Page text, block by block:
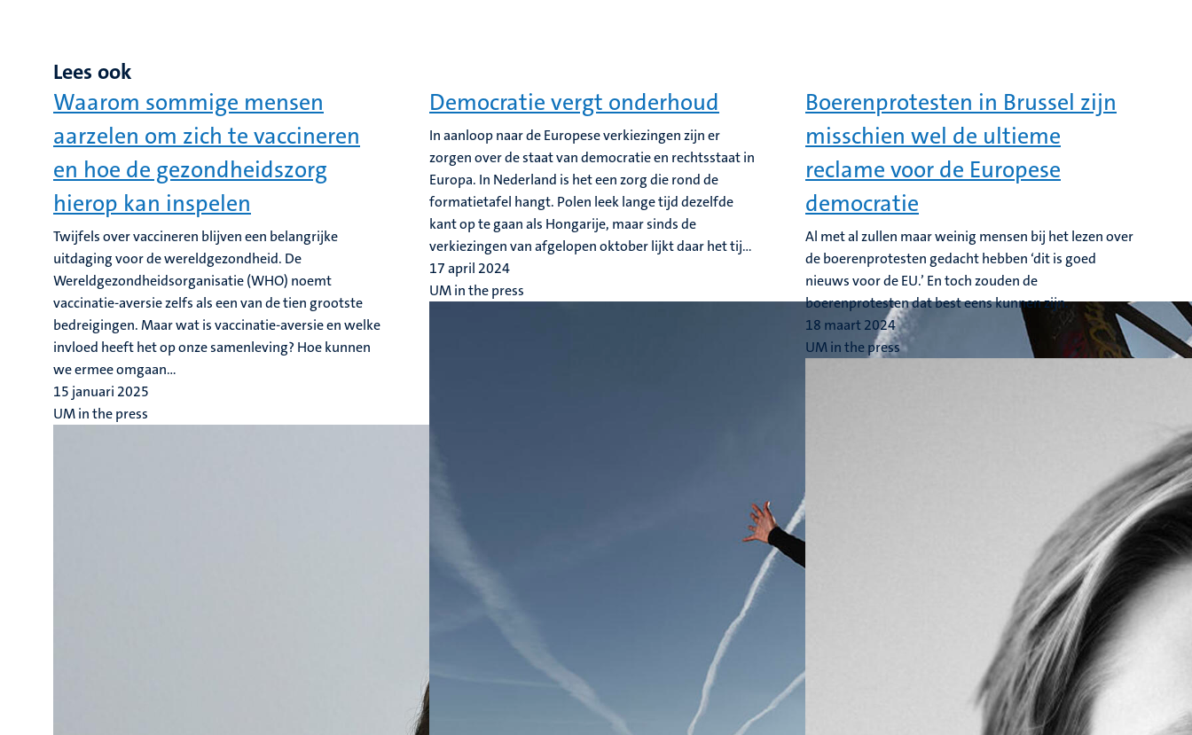
Lees ook
Waarom sommige mensen
aarzelen om zich te vaccineren
en hoe de gezondheidszorg
hierop kan inspelen
Twijfels over vaccineren blijven een belangrijke
uitdaging voor de wereldgezondheid. De
Wereldgezondheidsorganisatie (WHO) noemt
vaccinatie-aversie zelfs als een van de tien grootste
bedreigingen. Maar wat is vaccinatie-aversie en welke
invloed heeft het op onze samenleving? Hoe kunnen
we ermee omgaan...
15 januari 2025
UM in the press
Democratie vergt onderhoud
In aanloop naar de Europese verkiezingen zijn er
zorgen over de staat van democratie en rechtsstaat in
Europa. In Nederland is het een zorg die rond de
formatietafel hangt. Polen leek lange tijd dezelfde
kant op te gaan als Hongarije, maar sinds de
verkiezingen van afgelopen oktober lijkt daar het tij...
17 april 2024
UM in the press
Boerenprotesten in Brussel zijn
misschien wel de ultieme
reclame voor de Europese
democratie
Al met al zullen maar weinig mensen bij het lezen over
de boerenprotesten gedacht hebben ‘dit is goed
nieuws voor de EU.’ En toch zouden de
boerenprotesten dat best eens kunnen zijn.
18 maart 2024
UM in the press